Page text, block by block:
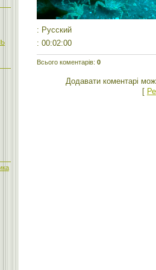
: Русский
: 00:02:00
Всього коментарів: 0
Додавати коментарі
[